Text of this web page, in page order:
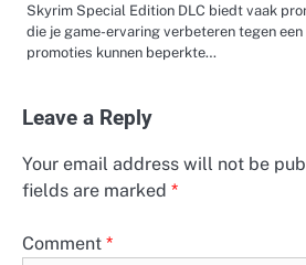
Skyrim Special Edition DLC biedt vaak
die je game-ervaring verbeteren tegen
promoties kunnen beperkte…
Leave a Reply
Your email address will not be
fields are marked *
Comment *